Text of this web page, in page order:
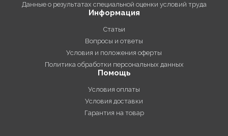
Данные о результатах специальной оценки условий труда
Информация
Статьи
Вопросы и ответы
Условия и положения оферты
Политика обработки персональных данных
Помощь
Условия оплаты
Условия доставки
Гарантия на товар